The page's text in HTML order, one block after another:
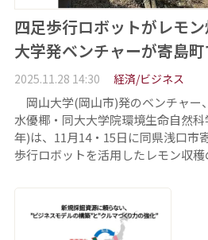
四足歩行ロボットがレモ
大学発ベンチャーが寄島
2025.11.28 14:30 経済/ビジネス
岡山大学(岡山市)発のベンチャー
水優椰・同大大学院環境生命自然
年)は、11月14・15日に同県浅口市
歩行ロボットを活用したレモン収